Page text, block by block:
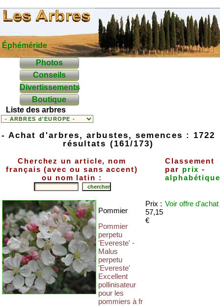
Éphéméride
Photos
Conseils
Divertissements
Boutique
Liste des arbres
- Achat d'arbres, arbustes, semences : 1722
résultats (161/173)
Cherchez un article, nom
français (avec ou sans accent)
ou nom latin :
Classement
par prix -
Pommier
Pommier
perpetu
'Evereste' -
Malus
perpetu
'Evereste'
Excellent
pollinisateur
pour les
pommiers à fr
Prix :
57,15
€
Voir offre d'achat